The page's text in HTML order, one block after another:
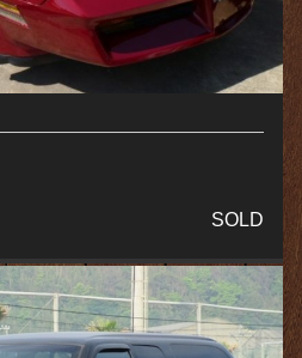
SOLD